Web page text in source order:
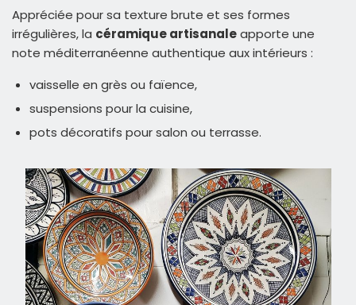
Appréciée pour sa texture brute et ses formes
irrégulières, la céramique artisanaleapporte une
note méditerranéenne authentique aux intérieurs :
vaisselle en grès ou faïence,
suspensions pour la cuisine,
pots décoratifs pour salon ou terrasse.